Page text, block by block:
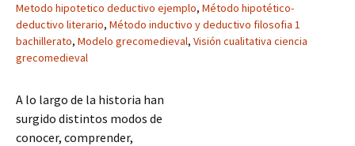
Metodo hipotetico deductivo ejemplo, Método hipotético-
deductivo literario, Método inductivo y deductivo filosofia 1
bachillerato, Modelo grecomedieval, Visión cualitativa ciencia
grecomedieval
A lo largo de la historia han
surgido distintos modos de
conocer, comprender,